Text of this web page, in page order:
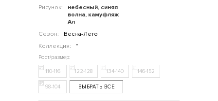
Рисунок:
небесный, синяя
волна, камуфляж
Ал
Сезон:
Весна-Лето
Коллекция:
"
110-116 122-128 134-140 146-152
98-104 ВЫБРАТЬ ВСЕ